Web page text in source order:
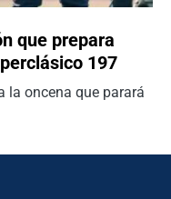
que prepara
197
la oncena que parará